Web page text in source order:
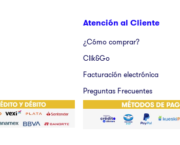
Atención al Cliente
¿Cómo comprar?
Clik&Go
Facturación electrónica
Preguntas Frecuentes